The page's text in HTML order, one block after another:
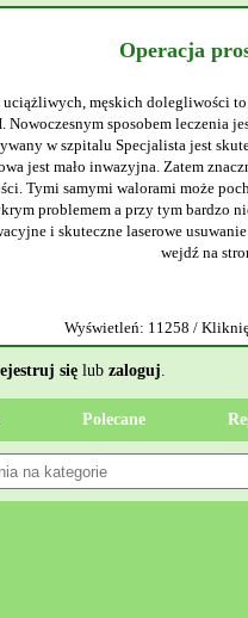
Operacja
uciążliwych, męskich dolegliwości
Nowoczesnym sposobem leczenia
w szpitalu Specjalista jest
jest mało inwazyjna. Zatem
Tymi samymi walorami może
problemem a przy tym bardzo
i skuteczne laserowe
wejdź na
Wyświetleń: 11258 /
się lub zaloguj.
Polecane